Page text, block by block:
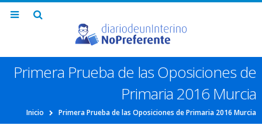
Primera Prueba de las Oposiciones de
Primaria 2016 Murcia
Inicio Primera Prueba de las Oposiciones de Primaria 2016 Murcia